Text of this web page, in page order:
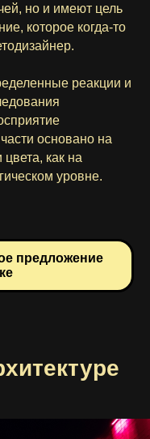
но и имеют цель
которое когда-то
реакции и
основано на
как на
уровне.
предложение